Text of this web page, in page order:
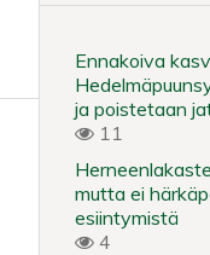
Ennakoiva
ja poistetaan
11
mutta ei
esiintymistä
4